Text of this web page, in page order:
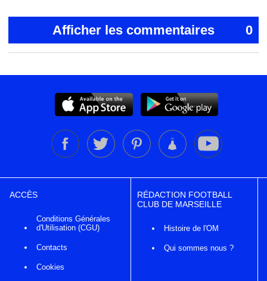
Afficher les commentaires 0
ACCÈS
Conditions Générales
d'Utilisation (CGU)
Contacts
Cookies
RÉDACTION FOOTBALL
CLUB DE MARSEILLE
Histoire de l'OM
Qui sommes nous ?